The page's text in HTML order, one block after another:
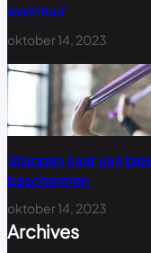
avontuur
oktober 14, 2023
Stappen naar een
beschermen
oktober 14, 2023
Archives